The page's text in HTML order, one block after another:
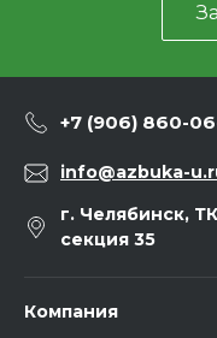
+7 (906) 860-
info@azbuka-
г. Челябинск,
секция 35
Компания